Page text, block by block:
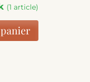
(1 article)